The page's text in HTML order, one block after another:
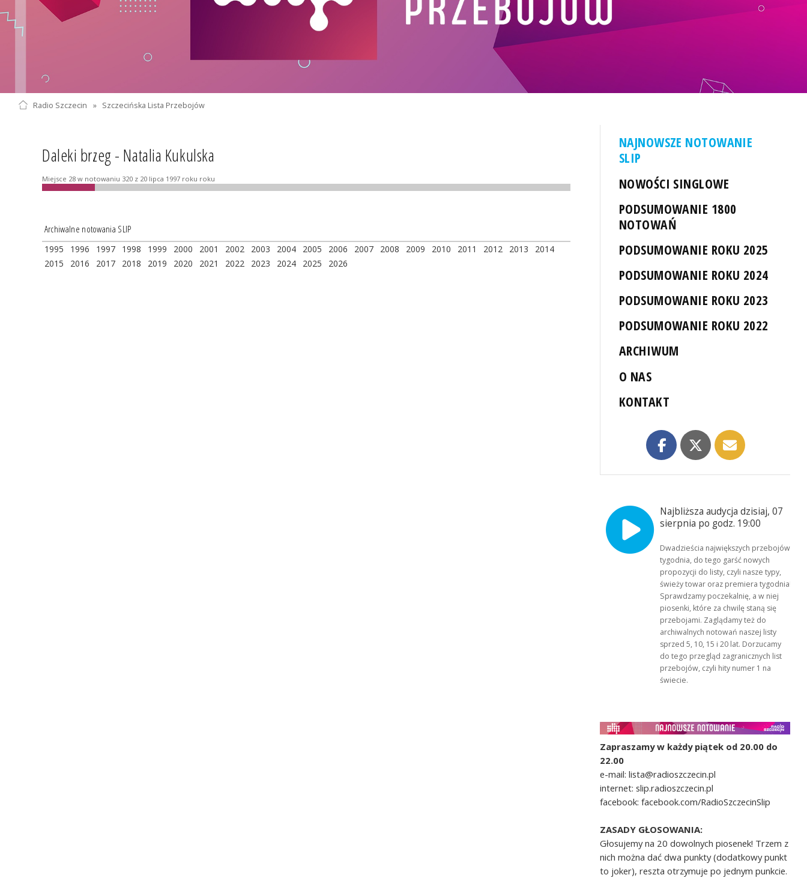
Radio Szczecin » Szczecińska Lista Przebojów
Daleki brzeg - Natalia Kukulska
Miejsce 28 w notowaniu 320 z 20 lipca 1997 roku roku
Archiwalne notowania SLIP
1995 1996 1997 1998 1999 2000 2001 2002 2003 2004 2005 2006 2007 2008 2009 2010 2011 2012 2013
2014
2015
2016 2017 2018 2019 2020 2021 2022 2023 2024 2025 2026
NAJNOWSZE NOTOWANIE
SLIP
NOWOŚCI SINGLOWE
PODSUMOWANIE 1800
NOTOWAŃ
PODSUMOWANIE ROKU 2025
PODSUMOWANIE ROKU 2024
PODSUMOWANIE ROKU 2023
PODSUMOWANIE ROKU 2022
ARCHIWUM
O NAS
KONTAKT
Najbliższa audycja dzisiaj, 07
sierpnia po godz. 19:00
Dwadzieścia największych przebojów
tygodnia, do tego garść nowych
propozycji do listy, czyli nasze typy,
świeży towar oraz premiera tygodnia!
Sprawdzamy poczekalnię, a w niej
piosenki, które za chwilę staną się
przebojami. Zaglądamy też do
archiwalnych notowań naszej listy
sprzed 5, 10, 15 i 20 lat. Dorzucamy
do tego przegląd zagranicznych list
przebojów, czyli hity numer 1 na
świecie.
Zapraszamy w każdy piątek od 20.00 do
22.00
e-mail: lista@radioszczecin.pl
internet: slip.radioszczecin.pl
facebook: facebook.com/RadioSzczecinSlip
ZASADY GŁOSOWANIA:
Głosujemy na 20 dowolnych piosenek! Trzem z
nich można dać dwa punkty (dodatkowy punkt
to joker), reszta otrzymuje po jednym punkcie.